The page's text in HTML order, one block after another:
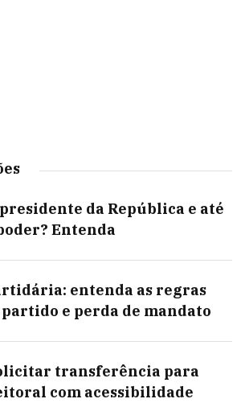
da República e até
Entenda
entenda as regras
e perda de mandato
transferência para
com acessibilidade